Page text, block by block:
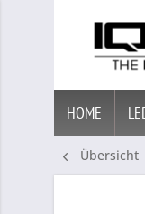
HOME
Übersicht